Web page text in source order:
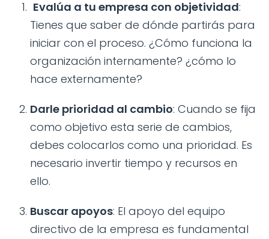
Evalúa a tu empresa con objetividad:
Tienes que saber de dónde partirás para
iniciar con el proceso. ¿Cómo funciona la
organización internamente? ¿cómo lo
hace externamente?
Darle prioridad al cambio: Cuando se fija
como objetivo esta serie de cambios,
debes colocarlos como una prioridad. Es
necesario invertir tiempo y recursos en
ello.
Buscar apoyos: El apoyo del equipo
directivo de la empresa es fundamental